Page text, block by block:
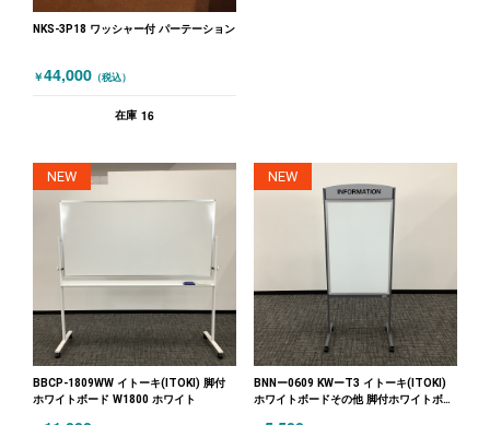
NKS-3P18 ワッシャー付 パーテーション
￥44,000 （税込）
在庫 16
NEW
BBCP-1809WW イトーキ(ITOKI) 脚付
ホワイトボード W1800 ホワイト
NEW
BNNー0609 KWーT3 イトーキ(ITOKI)
ホワイトボードその他 脚付ホワイトボー